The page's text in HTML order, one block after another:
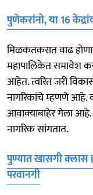
पुणेकरांनो, या 16
मिळकतकरात वाढ
महापालिकेत समावेश
आहेत. त्वरित जरी
नागरिकांचे म्हणणे आहे.
आवाक्‍याबाहेर गेला आहे.
नागरिक सांगतात.
पुण्यात खासगी क्‍लास
परवानगी